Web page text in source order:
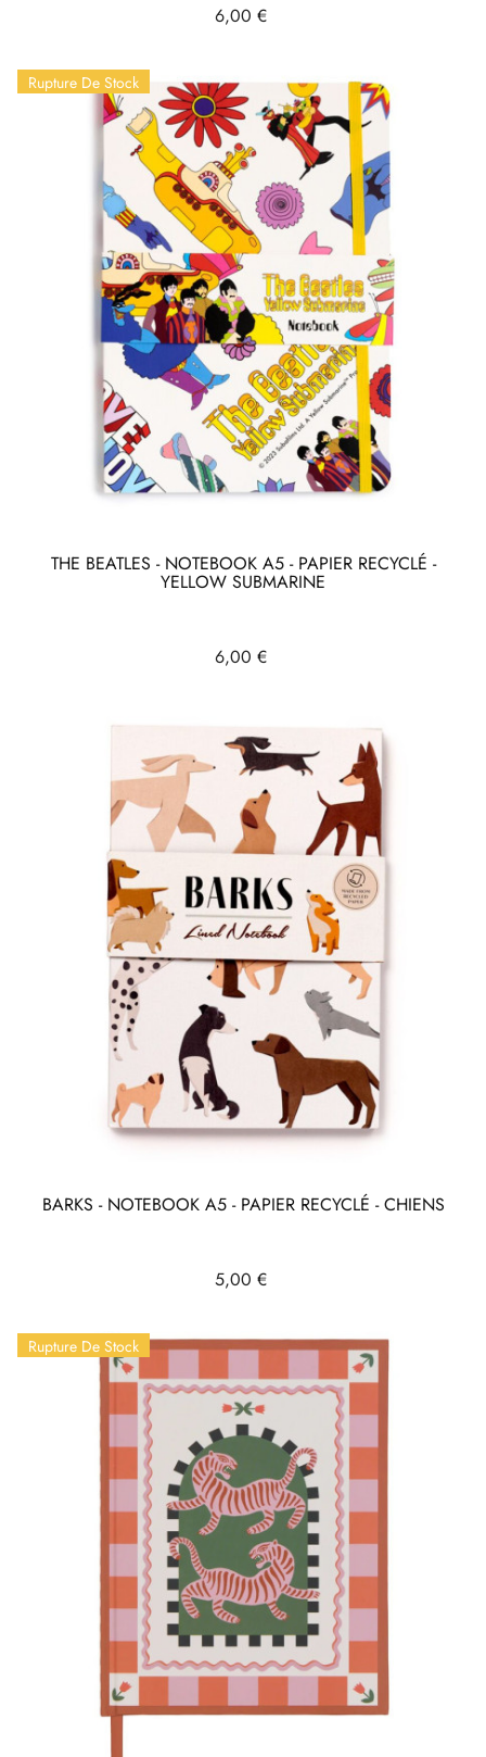
Prix
6,00 €
Rupture De Stock
THE BEATLES - NOTEBOOK A5 - PAPIER RECYCLÉ -
YELLOW SUBMARINE
Prix
6,00 €
BARKS - NOTEBOOK A5 - PAPIER RECYCLÉ - CHIENS
Prix
5,00 €
Rupture De Stock